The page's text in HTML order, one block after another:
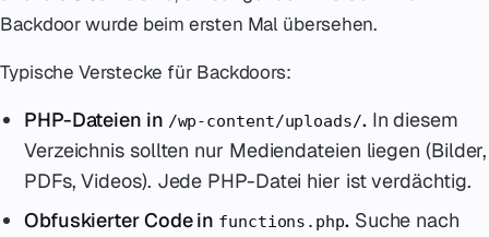
Backdoor wurde beim ersten Mal übersehen.
Typische Verstecke für Backdoors:
PHP-Dateien in /wp-content/uploads/. In diesem
Verzeichnis sollten nur Mediendateien liegen (Bilder,
PDFs, Videos). Jede PHP-Datei hier ist verdächtig.
Obfuskierter Code in functions.php. Suche nach